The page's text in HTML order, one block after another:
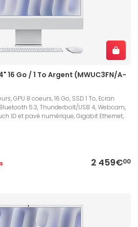
16 Go / 1 To Argent (MWUC3FN/A-
GPU 8 coeurs, 16 Go, SSD 1 To, Ecran
5.3, Thunderbolt/USB 4, Webcam,
ID et pavé numérique, Gigabit Ethernet,
2 459€00